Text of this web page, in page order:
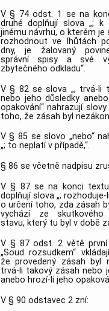
V § 74 odst. 1 se na
druhé doplňují slova „; k
jinému návrhu, o kterém je
rozhodnout ve lhůtách
dny, je žalovaný
správní spisy a své
zbytečného odkladu“.
V § 82 se slova „, trvá-li
nebo jeho důsledky
opakování“ nahrazují
toho, že zásah byl
V § 85 se slovo „nebo“
„; to neplatí v případě,“.
§ 86 se včetně nadpisu
V § 87 se na konci
doplňují slova „;
o určení toho, zda zásah
vychází ze
stavu, který tu byl v době
V § 87 odst. 2 větě
„Soud rozsudkem“
že provedený zásah byl
trvá-li takový zásah nebo
anebo hrozí-li jeho
V § 90 odstavec 2 zní: